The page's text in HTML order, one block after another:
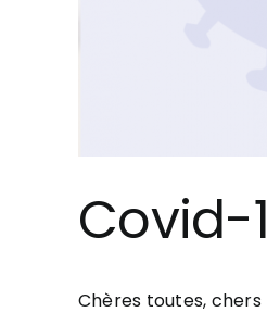
Covid-
Chères toutes, chers